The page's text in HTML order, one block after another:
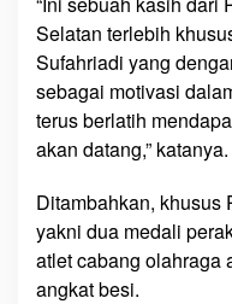
a
h
r
a
g
a
i
P
a
Selatan terlebih
Sufahriadi yang
sebagai motivasi
terus berlatih
akan datang,” katanya.
Ditambahkan, khusus
yakni dua medali
atlet cabang olahraga
angkat besi.